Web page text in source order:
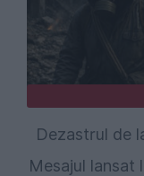
Dezastrul de
Mesajul lansat